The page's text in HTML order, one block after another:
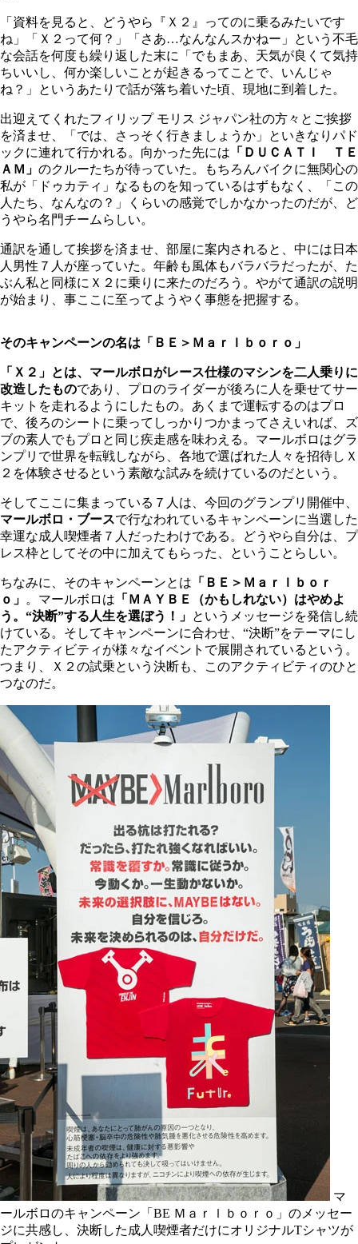
「資料を見ると、どうやら『Ｘ２』ってのに乗るみたいです
ね」「Ｘ２って何？」「さあ…なんなんスかねー」という不毛
な会話を何度も繰り返した末に「でもまあ、天気が良くて気持
ちいいし、何か楽しいことが起きるってことで、いんじゃ
ね？」というあたりで話が落ち着いた頃、現地に到着した。
出迎えてくれたフィリップ モリス ジャパン社の方々とご挨拶
を済ませ、「では、さっそく行きましょうか」といきなりパド
ックに連れて行かれる。向かった先には 「ＤＵＣＡＴＩ ＴＥ
ＡＭ」 のクルーたちが待っていた。もちろんバイクに無関心の
私が「ドゥカティ」なるものを知っているはずもなく、「この
人たち、なんなの？」くらいの感覚でしかなかったのだが、ど
うやら名門チームらしい。
通訳を通して挨拶を済ませ、部屋に案内されると、中には日本
人男性７人が座っていた。年齢も風体もバラバラだったが、た
ぶん私と同様にＸ２に乗りに来たのだろう。やがて通訳の説明
が始まり、事ここに至ってようやく事態を把握する。
そのキャンペーンの名は「ＢＥ＞Ｍａｒｌｂｏｒｏ」
「Ｘ２」とは、マールボロがレース仕様のマシンを二人乗りに
改造したものであり、プロのライダーが後ろに人を乗せてサー
キットを走れるようにしたもの。あくまで運転するのはプロ
で、後ろのシートに乗ってしっかりつかまってさえいれば、ズ
ブの素人でもプロと同じ疾走感を味わえる。マールボロはグラ
ンプリで世界を転戦しながら、各地で選ばれた人々を招待しＸ
２を体験させるという素敵な試みを続けているのだという。
そしてここに集まっている７人は、今回のグランプリ開催中、
マールボロ・ブースで行なわれているキャンペーンに当選した
幸運な成人喫煙者７人だったわけである。どうやら自分は、プ
レス枠としてその中に加えてもらった、ということらしい。
ちなみに、そのキャンペーンとは 「ＢＥ＞Ｍａｒｌｂｏｒ
ｏ」 。マールボロは 「ＭＡＹＢＥ（かもしれない）はやめよ
う。“決断”する人生を選ぼう！」 というメッセージを発信し続
けている。そしてキャンペーンに合わせ、“決断”をテーマにし
たアクティビティが様々なイベントで展開されているという。
つまり、Ｘ２の試乗という決断も、このアクティビティのひと
つなのだ。
マ
ールボロのキャンペーン「BE Ｍａｒｌｂｏｒｏ」のメッセー
ジに共感し、決断した成人喫煙者だけにオリジナルTシャツが